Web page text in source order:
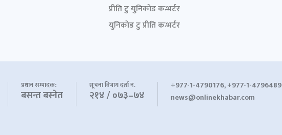
प्रीति टु युनिकोड कन्भर्टर
युनिकोड टु प्रीति कन्भर्टर
प्रधान सम्पादक:
बसन्त बस्नेत
सूचना विभाग दर्ता नं.
२१४ / ०७३–७४
+977-1-4790176, +977-1-4796489
news@onlinekhabar.com